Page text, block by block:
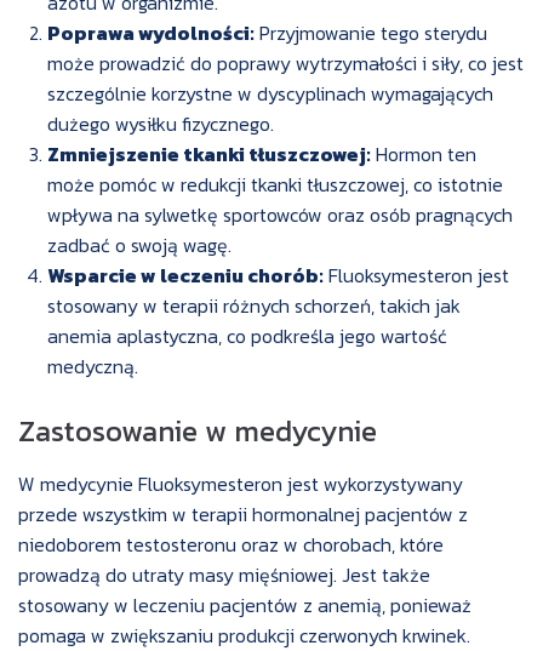
Poprawa wydolności:Przyjmowanie tego sterydu
może prowadzić do poprawy wytrzymałości i siły, co jest
szczególnie korzystne w dyscyplinach wymagających
dużego wysiłku fizycznego.
Zmniejszenie tkanki tłuszczowej:Hormon ten
może pomóc w redukcji tkanki tłuszczowej, co istotnie
wpływa na sylwetkę sportowców oraz osób pragnących
zadbać o swoją wagę.
Wsparcie w leczeniu chorób:Fluoksymesteron jest
stosowany w terapii różnych schorzeń, takich jak
anemia aplastyczna, co podkreśla jego wartość
medyczną.
Zastosowanie w medycynie
W medycynie Fluoksymesteron jest wykorzystywany
przede wszystkim w terapii hormonalnej pacjentów z
niedoborem testosteronu oraz w chorobach, które
prowadzą do utraty masy mięśniowej. Jest także
stosowany w leczeniu pacjentów z anemią, ponieważ
pomaga w zwiększaniu produkcji czerwonych krwinek.